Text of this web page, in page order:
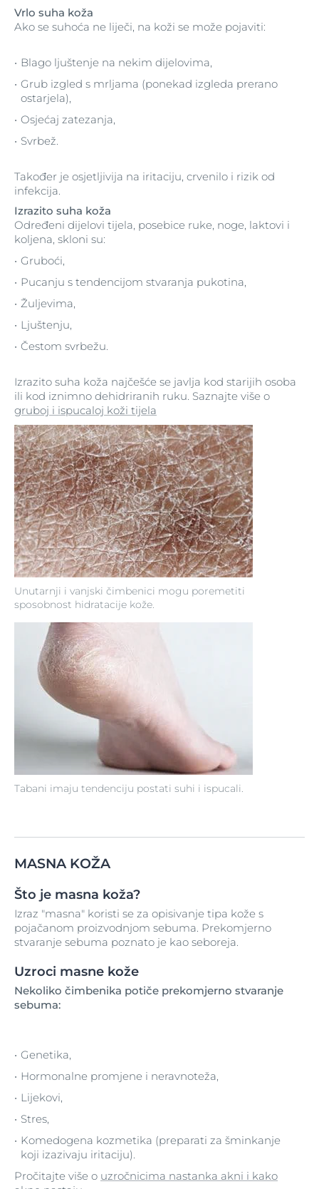
Unutarnji i vanjski čimbenici mogu poremetiti
sposobnost hidratacije kože.
Tabani imaju tendenciju postati suhi i ispucali.
Vrlo suha koža
Ako se suhoća ne liječi, na koži se može pojaviti:
Blago ljuštenje na nekim dijelovima,
Grub izgled s mrljama (ponekad izgleda prerano
ostarjela),
Osjećaj zatezanja,
Svrbež.
Također je osjetljivija na iritaciju, crvenilo i rizik od
infekcija.
Izrazito suha koža
Određeni dijelovi tijela, posebice ruke, noge, laktovi i
koljena, skloni su:
Gruboći,
Pucanju s tendencijom stvaranja pukotina,
Žuljevima,
Ljuštenju,
Čestom svrbežu.
Izrazito suha koža najčešće se javlja kod starijih osoba
ili kod iznimno dehidriranih ruku. Saznajte više o
gruboj i ispucaloj koži tijela
MASNA KOŽA
Što je masna koža?
Izraz "masna" koristi se za opisivanje tipa kože s
pojačanom proizvodnjom sebuma. Prekomjerno
stvaranje sebuma poznato je kao seboreja.
Uzroci masne kože
Nekoliko čimbenika potiče prekomjerno stvaranje
sebuma:
Genetika,
Hormonalne promjene i neravnoteža,
Lijekovi,
Stres,
Komedogena kozmetika (preparati za šminkanje
koji izazivaju iritaciju).
Pročitajte više o uzročnicima nastanka akni i kako